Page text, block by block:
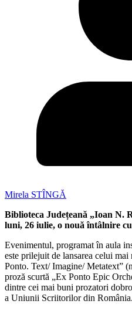
Mirela STÎNGĂ
Biblioteca Județeană „Ioan N.
luni, 26 iulie, o nouă întâlnire
Evenimentul, programat în aula
este prilejuit de lansarea celui
Ponto. Text/ Imagine/ Metatext”
proză scurtă „Ex Ponto Epic
dintre cei mai buni prozatori
a Uniunii Scriitorilor din România.